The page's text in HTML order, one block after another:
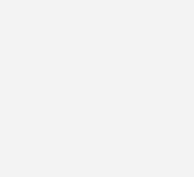
Juli-Ausgabe 5/2019
Brandenburger
in Brandenburg,
Hefte wie dieses
unserem Heft machen wollen,